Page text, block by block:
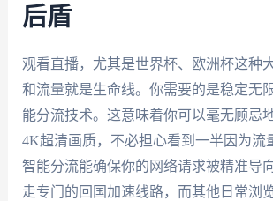
后盾
观看直播，尤其是世界杯、欧洲杯这种
和流量就是生命线。你需要的是稳定无
能分流技术。这意味着你可以毫无顾忌
4K超清画质，不必担心看到一半因为流
智能分流能确保你的网络请求被精准导
走专门的回国加速线路，而其他日常浏